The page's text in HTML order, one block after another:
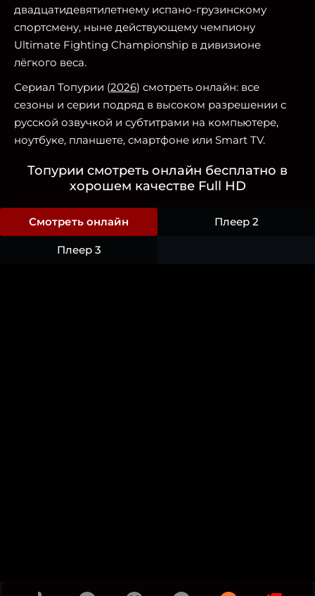
двадцатидевятилетнему испано-грузинскому
спортсмену, ныне действующему чемпиону
Ultimate Fighting Championship в дивизионе
лёгкого веса.
Сериал Топурии (2026) смотреть онлайн: все
сезоны и серии подряд в высоком разрешении с
русской озвучкой и субтитрами на компьютере,
ноутбуке, планшете, смартфоне или Smart TV.
Топурии смотреть онлайн бесплатно в
хорошем качестве Full HD
Смотреть онлайн Плеер 2
Плеер 3